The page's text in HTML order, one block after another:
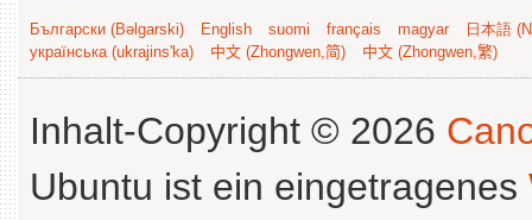
Български (Bəlgarski) English suomi français magyar
日本語
українська (ukrajins'ka)
中文 (Zhongwen,简) 中文 (Zhongwen,繁)
Inhalt-Copyright © 2026
Ubuntu ist ein eingetragenes